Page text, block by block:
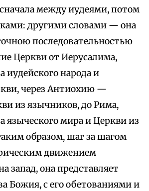
между иудеями, потом
другими словами — она
последовательностью
Церкви от Иерусалима,
иудейского народа и
через Антиохию —
из язычников, до Рима,
языческого мира и Церкви из
образом, шаг за шагом
движением
запад, она представляет
Божия, с его обетованиями и